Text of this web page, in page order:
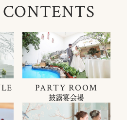
PARTY ROOM
披露宴会場